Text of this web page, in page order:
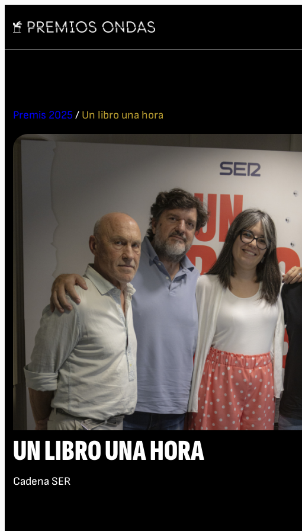
Premis 2025 / Un libro una hora
UN LIBRO UNA HORA
Cadena SER